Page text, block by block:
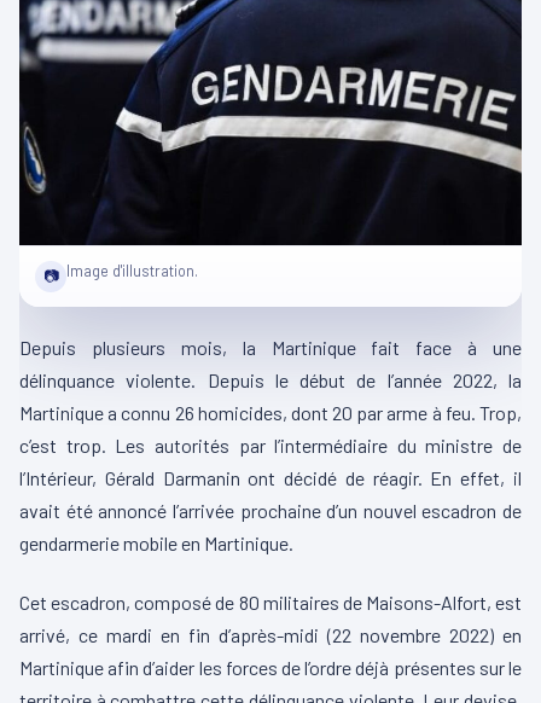
📷 Image d'illustration.
Depuis plusieurs mois, la Martinique fait face à une
délinquance violente. Depuis le début de l’année 2022, la
Martinique a connu 26 homicides, dont 20 par arme à feu. Trop,
c’est trop. Les autorités par l’intermédiaire du ministre de
l’Intérieur, Gérald Darmanin ont décidé de réagir. En effet, il
avait été annoncé l’arrivée prochaine d’un nouvel escadron de
gendarmerie mobile en Martinique.
Cet escadron, composé de 80 militaires de Maisons-Alfort, est
arrivé, ce mardi en fin d’après-midi(22 novembre 2022) en
Martinique afin d’aider les forces de l’ordre déjà présentes sur le